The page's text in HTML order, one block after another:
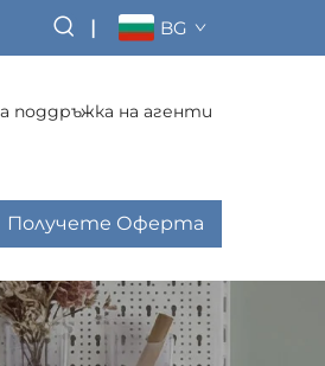
| BG
поддръжка на агенти
Получете Оферта